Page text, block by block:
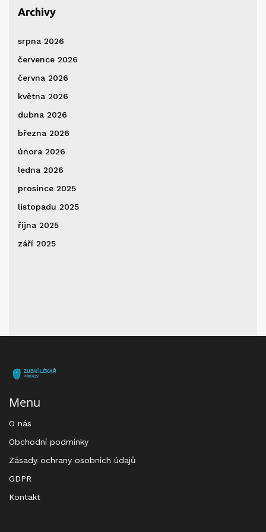
Archivy
srpna 2026
července 2026
června 2026
května 2026
dubna 2026
března 2026
února 2026
ledna 2026
prosince 2025
listopadu 2025
října 2025
září 2025
Menu
O nás
Obchodní podmínky
Zásady ochrany osobních údajů
GDPR
Kontakt